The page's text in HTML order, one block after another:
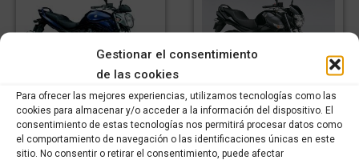
Gestionar el consentimiento
de las cookies
Para ofrecer las mejores experiencias, utilizamos tecnologías como las
cookies para almacenar y/o acceder a la información del dispositivo. El
consentimiento de estas tecnologías nos permitirá procesar datos como
el comportamiento de navegación o las identificaciones únicas en este
sitio. No consentir o retirar el consentimiento, puede afectar
SUZUKI GSF 650cc
BANDIT
2 Products
SUZUKI GSR 600cc
40 Products